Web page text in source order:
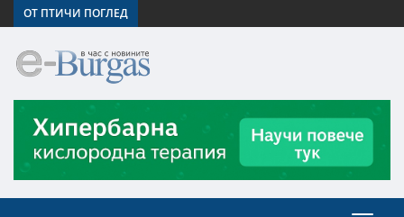
ОТ ПТИЧИ ПОГЛЕД